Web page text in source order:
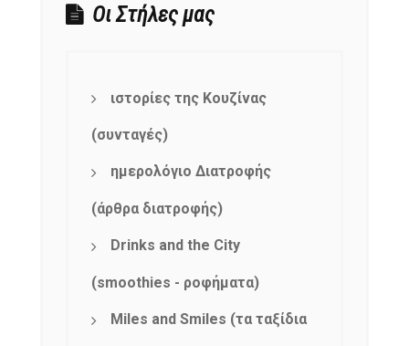
Οι Στήλες μας
ιστορίες της Κουζίνας
(συνταγές)
ημερολόγιο Διατροφής
(άρθρα διατροφής)
Drinks and the City
(smoothies - ροφήματα)
Miles and Smiles (τα ταξίδια